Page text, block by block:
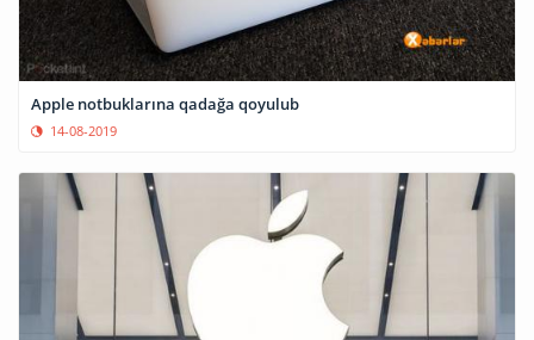
Apple notbuklarına qadağa qoyulub
14-08-2019